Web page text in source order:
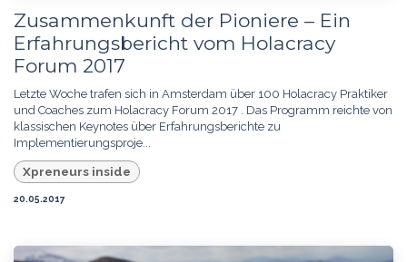
Zusammenkunft der Pioniere – Ein
Erfahrungsbericht vom Holacracy
Forum 2017
Letzte Woche trafen sich in Amsterdam über 100 Holacracy Praktiker
und Coaches zum Holacracy Forum 2017 . Das Programm reichte von
klassischen Keynotes über Erfahrungsberichte zu
Implementierungsproje...
Xpreneurs inside
20.05.2017